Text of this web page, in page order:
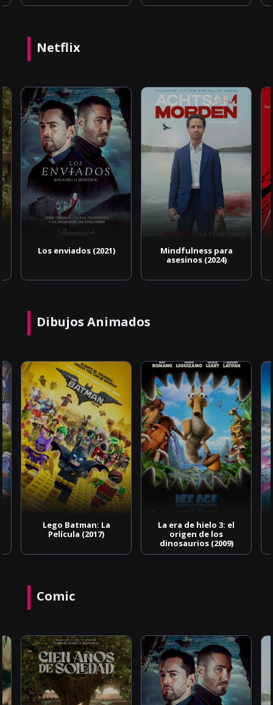
Netflix
Los enviados (2021)
Mindfulness para
asesinos (2024)
Dibujos Animados
Lego Batman: La
Película (2017)
La era de hielo 3: el
origen de los
dinosaurios (2009)
Comic